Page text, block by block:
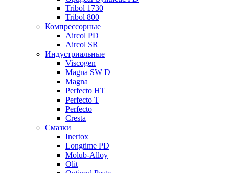
Tribol 1730
Tribol 800
Компрессорные
Aircol PD
Aircol SR
Индустриальные
Viscogen
Magna SW D
Magna
Perfecto HT
Perfecto T
Perfecto
Cresta
Смазки
Inertox
Longtime PD
Molub-Alloy
Olit